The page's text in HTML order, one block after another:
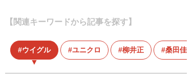
【関連キーワードから記事を探す】
ウイグル ユニクロ 柳井正 桑田佳祐